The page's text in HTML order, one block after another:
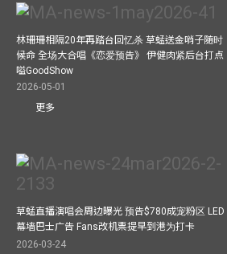
林珊珊相隔20年再踏台回忆杀 草蜢送金哨子随时
候命 全场大合唱《恋爱预告》 伊健肉紧后台打点
嗌GoodShow
2026-05-01
更多
草蜢直播演唱会周边曝光 预告$780成宠粉区 LED
幕墙巴士广告 Fans改机票提早到港为打卡
2026-03-24